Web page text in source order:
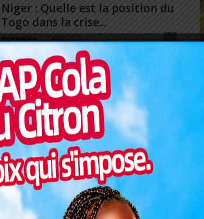
Niger : Quelle est la position du
Togo dans la crise...
Le 26 Juillet dernier, le Niger a été secoué par un
coup d’État militaire, renversant le président
démocratiquement élu Mohamed Bazoum. Cette
situation a...